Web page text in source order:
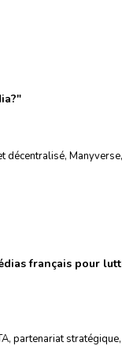
"
décentralisé, Manyverse,
français pour
, partenariat stratégique,